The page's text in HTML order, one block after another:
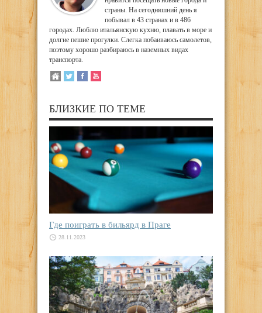
страны. На сегодняшний день я
побывал в 43 странах и в 486
городах. Люблю итальянскую кухню, плавать в море и
долгие пешие прогулки. Слегка побаиваюсь самолетов,
поэтому хорошо разбираюсь в наземных видах
транспорта.
БЛИЗКИЕ ПО ТЕМЕ
Где поиграть в бильярд в Праге
28.11.2023